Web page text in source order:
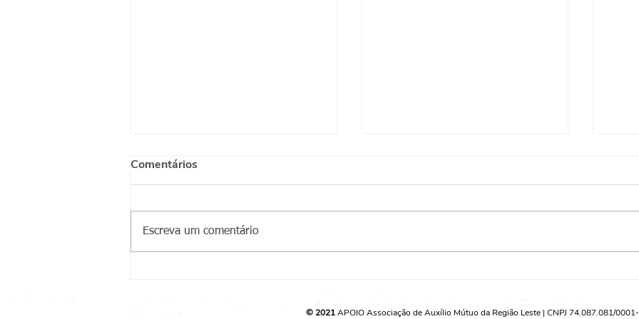
acolhidos
com
Comentários
Escreva um comentário
© 2021APOIO Associação de Auxílio Mútuo da Região Leste | CNPJ 74.087.081/